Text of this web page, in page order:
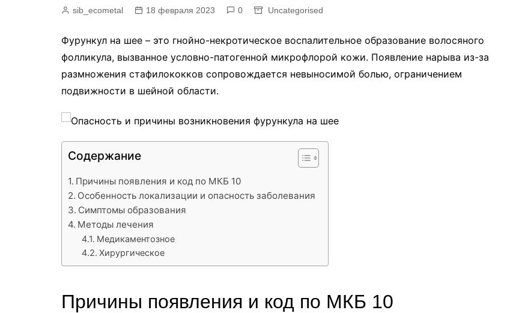
sib_ecometal 18 февраля 2023 0 Uncategorised
Фурункул на шее – это гнойно-некротическое воспалительное образование волосяного
фолликула, вызванное условно-патогенной микрофлорой кожи. Появление нарыва из-за
размножения стафилококков сопровождается невыносимой болью, ограничением
подвижности в шейной области.
Содержание
Причины появления и код по МКБ 10
Особенность локализации и опасность заболевания
Симптомы образования
Методы лечения
Медикаментозное
Хирургическое
Причины появления и код по МКБ 10